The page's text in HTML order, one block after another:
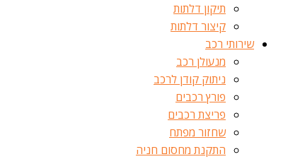
תיקון דלתות
קיצור דלתות
שירותי רכב
מנעולן רכב
ניתוק קודן לרכב
פורץ רכבים
פריצת רכבים
שחזור מפתח
התקנת מחסום חניה